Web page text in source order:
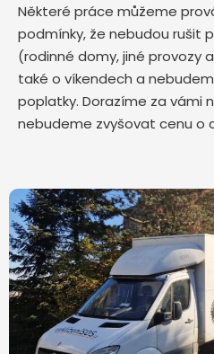
Některé práce můžeme
podmínky, že nebudou rušit
(rodinné domy, jiné provozy
také o víkendech a
poplatky. Dorazíme za vámi
nebudeme zvyšovat cenu o